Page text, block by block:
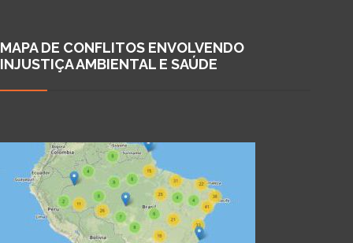
MAPA DE CONFLITOS ENVOLVENDO
INJUSTIÇA AMBIENTAL E SAÚDE